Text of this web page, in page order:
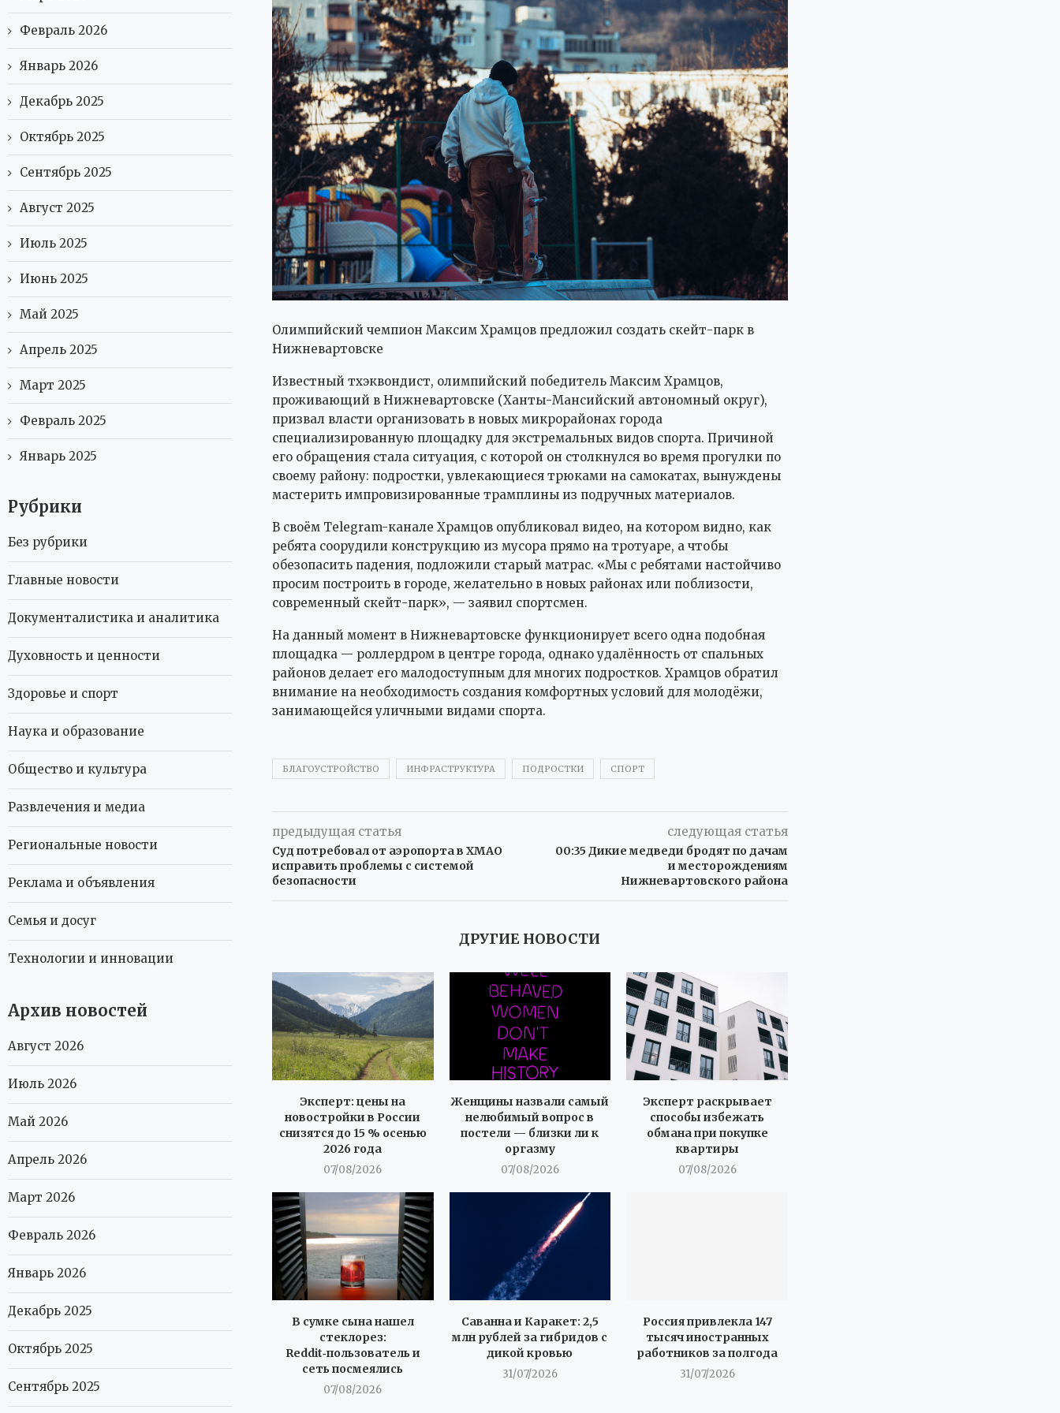
Олимпийский чемпион Максим Храмцов предложил создать скейт-парк в
Нижневартовске
Известный тхэквондист, олимпийский победитель Максим Храмцов,
проживающий в Нижневартовске (Ханты-Мансийский автономный округ),
призвал власти организовать в новых микрорайонах города
специализированную площадку для экстремальных видов спорта. Причиной
его обращения стала ситуация, с которой он столкнулся во время прогулки по
своему району: подростки, увлекающиеся трюками на самокатах, вынуждены
мастерить импровизированные трамплины из подручных материалов.
В своём Telegram-канале Храмцов опубликовал видео, на котором видно, как
ребята соорудили конструкцию из мусора прямо на тротуаре, а чтобы
обезопасить падения, подложили старый матрас. «Мы с ребятами настойчиво
просим построить в городе, желательно в новых районах или поблизости,
современный скейт-парк», — заявил спортсмен.
На данный момент в Нижневартовске функционирует всего одна подобная
площадка — роллердром в центре города, однако удалённость от спальных
районов делает его малодоступным для многих подростков. Храмцов обратил
внимание на необходимость создания комфортных условий для молодёжи,
занимающейся уличными видами спорта.
БЛАГОУСТРОЙСТВО ИНФРАСТРУКТУРА ПОДРОСТКИ СПОРТ
предыдущая статья
Суд потребовал от аэропорта в ХМАО
исправить проблемы с системой
безопасности
следующая статья
00:35 Дикие медведи бродят по дачам
и месторождениям
Нижневартовского района
ДРУГИЕ НОВОСТИ
Эксперт: цены на
новостройки в России
снизятся до 15 % осенью
2026 года
07/08/2026
Женщины назвали самый
нелюбимый вопрос в
постели — близки ли к
оргазму
07/08/2026
Эксперт раскрывает
способы избежать
обмана при покупке
квартиры
07/08/2026
В сумке сына нашел
стеклорез:
Reddit‑пользователь и
сеть посмеялись
07/08/2026
Саванна и Каракет: 2,5
млн рублей за гибридов с
дикой кровью
31/07/2026
Россия привлекла 147
тысяч иностранных
работников за полгода
31/07/2026
Февраль 2026
Январь 2026
Декабрь 2025
Октябрь 2025
Сентябрь 2025
Август 2025
Июль 2025
Июнь 2025
Май 2025
Апрель 2025
Март 2025
Февраль 2025
Январь 2025
Рубрики
Без рубрики
Главные новости
Документалистика и аналитика
Духовность и ценности
Здоровье и спорт
Наука и образование
Общество и культура
Развлечения и медиа
Региональные новости
Реклама и объявления
Семья и досуг
Технологии и инновации
Архив новостей
Август 2026
Июль 2026
Май 2026
Апрель 2026
Март 2026
Февраль 2026
Январь 2026
Декабрь 2025
Октябрь 2025
Сентябрь 2025